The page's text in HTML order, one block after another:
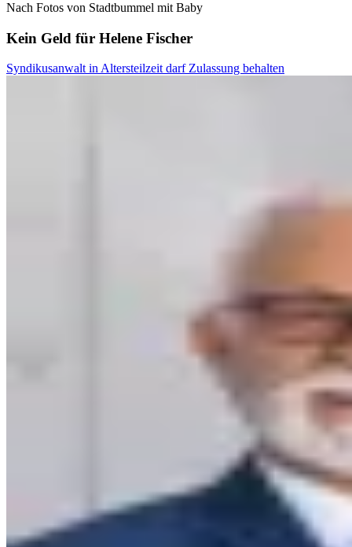
Nach Fotos von Stadtbummel mit Baby
Kein Geld für Helene Fischer
Syndikusanwalt in Altersteilzeit darf Zulassung behalten